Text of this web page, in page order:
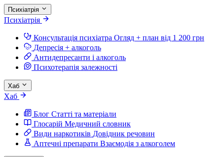
Психіатрія
Психіатрія
Консультація психіатра Огляд + план від 1 200 грн
Депресія + алкоголь
Антидепресанти і алкоголь
Психотерапія залежності
Хаб
Хаб
Блог Статті та матеріали
Глосарій Медичний словник
Види наркотиків Довідник речовин
Аптечні препарати Взаємодія з алкоголем